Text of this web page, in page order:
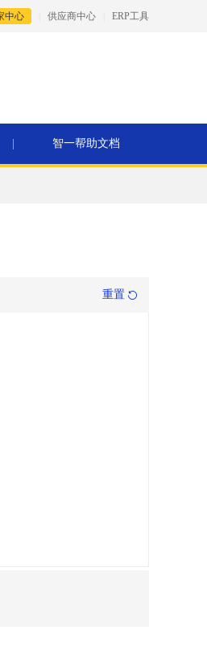
中心 供应商中心 ERP工具
智一帮助文档
重置